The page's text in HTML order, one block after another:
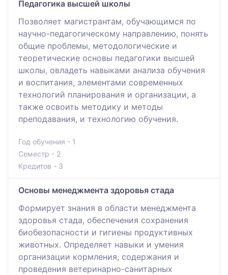
Педагогика высшей школы
Позволяет магистрантам, обучающимся по
научно-педагогическому направлению, понять
общие проблемы, методологические и
теоретические основы педагогики высшей
школы, овладеть навыками анализа обучения
и воспитания, элементами современных
технологий планирования и организации, а
также освоить методику и методы
преподавания, и технологию обучения.
Год обучения - 1
Семестр - 2
Кредитов - 3
Основы менеджмента здоровья стада
Формирует знания в области менеджмента
здоровья стада, обеспечения сохранения
биобезопасности и гигиены продуктивных
животных. Определяет навыки и умения
организации кормления, содержания и
проведения ветеринарно-санитарных